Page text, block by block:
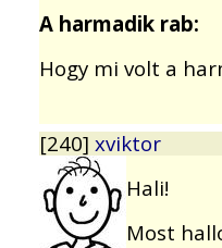
A harmadik rab:
Hogy mi volt a
[240] xviktor
Hali!
Most